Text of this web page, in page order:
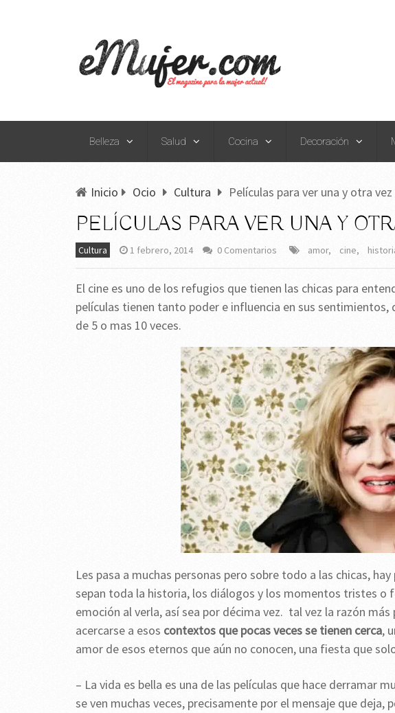
Belleza Salud Cocina Decoración
Inicio Ocio Cultura Películas para ver una y otra vez
PELÍCULAS PARA VER UNA Y
Cultura 1 febrero, 2014 0 Comentarios amor, cine,
El cine es uno de los refugios que tienen las chicas para
películas tienen tanto poder e influencia en sus sentimientos,
de 5 o mas 10 veces.
Les pasa a muchas personas pero sobre todo a las chicas,
sepan toda la historia, los diálogos y los momentos tristes o
emoción al verla, así sea por décima vez. tal vez la razón
acercarse a esos contextos que pocas veces se tienen cerca,
amor de esos eternos que aún no conocen, una fiesta que
– La vida es bella es una de las películas que hace derramar
se ven muchas veces, precisamente por el mensaje que